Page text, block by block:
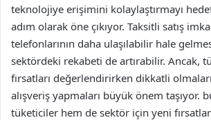
teknolojiye erişimini kolaylaştırmayı
adım olarak öne çıkıyor. Taksitli satış
telefonlarının daha ulaşılabilir hale
sektördeki rekabeti de artırabilir. Ancak,
fırsatları değerlendirirken dikkatli
alışveriş yapmaları büyük önem taşıyor.
tüketiciler hem de sektör için yeni